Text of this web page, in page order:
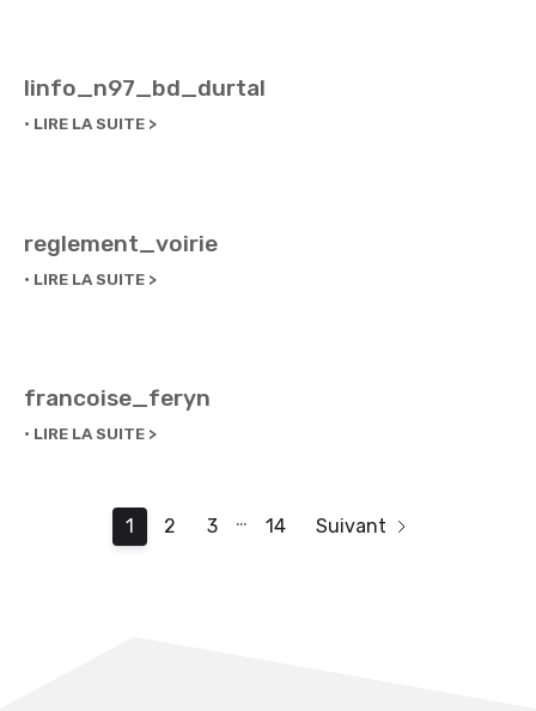
linfo_n97_bd_durtal
LIRE LA SUITE
reglement_voirie
LIRE LA SUITE
francoise_feryn
LIRE LA SUITE
1 2 3 … 14 Suivant